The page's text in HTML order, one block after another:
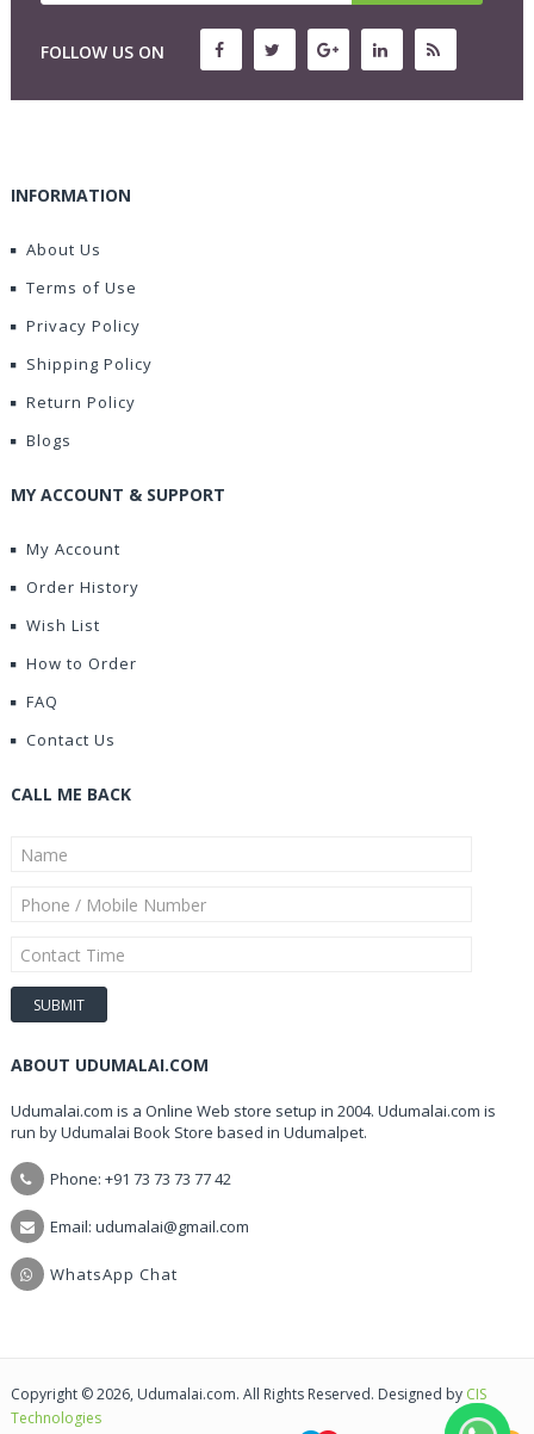
FOLLOW US ON
INFORMATION
About Us
Terms of Use
Privacy Policy
Shipping Policy
Return Policy
Blogs
MY ACCOUNT & SUPPORT
My Account
Order History
Wish List
How to Order
FAQ
Contact Us
CALL ME BACK
ABOUT UDUMALAI.COM
Udumalai.com is a Online Web store setup in 2004. Udumalai.com is
run by Udumalai Book Store based in Udumalpet.
Phone: +91 73 73 73 77 42
Email: udumalai@gmail.com
WhatsApp Chat
Copyright © 2026, Udumalai.com. All Rights Reserved. Designed by CIS
Technologies